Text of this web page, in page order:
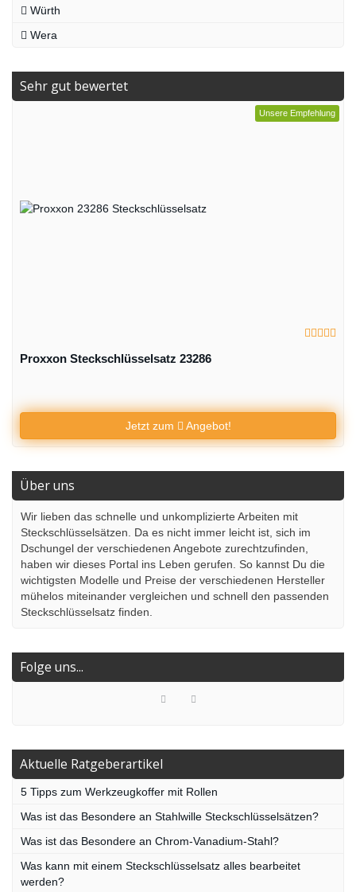
Würth
Wera
Sehr gut bewertet
Unsere Empfehlung
Proxxon Steckschlüsselsatz 23286
Jetzt zum Angebot!
Über uns
Wir lieben das schnelle und unkomplizierte Arbeiten mit
Steckschlüsselsätzen. Da es nicht immer leicht ist, sich im
Dschungel der verschiedenen Angebote zurechtzufinden,
haben wir dieses Portal ins Leben gerufen. So kannst Du die
wichtigsten Modelle und Preise der verschiedenen Hersteller
mühelos miteinander vergleichen und schnell den passenden
Steckschlüsselsatz finden.
Folge uns...
Aktuelle Ratgeberartikel
5 Tipps zum Werkzeugkoffer mit Rollen
Was ist das Besondere an Stahlwille Steckschlüsselsätzen?
Was ist das Besondere an Chrom-Vanadium-Stahl?
Was kann mit einem Steckschlüsselsatz alles bearbeitet
werden?